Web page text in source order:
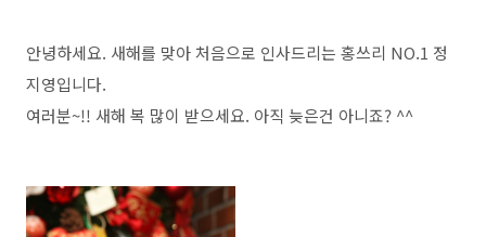
안녕하세요. 새해를 맞아 처음으로 인사드리는 홍쓰리 NO.1 정
지영입니다.
여러분~!! 새해 복 많이 받으세요. 아직 늦은건 아니죠? ^^